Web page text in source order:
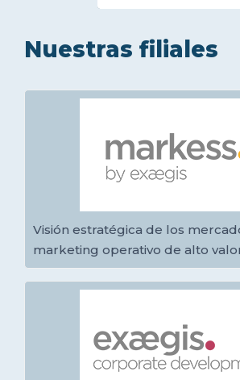
Nuestras filiales
Visión estratégica de los
marketing operativo de alto